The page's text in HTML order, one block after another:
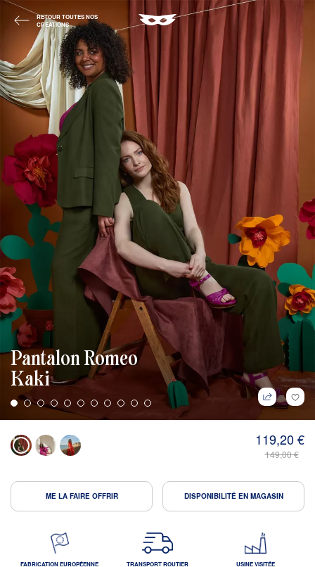
RETOUR TOUTES NOS
CRÉATIONS
Pantalon Romeo
Kaki
149,00 €
119,20 €
ME LA FAIRE OFFRIR DISPONIBILITÉ EN MAGASIN
FABRICATION EUROPÉENNE TRANSPORT ROUTIER USINE VISITÉE